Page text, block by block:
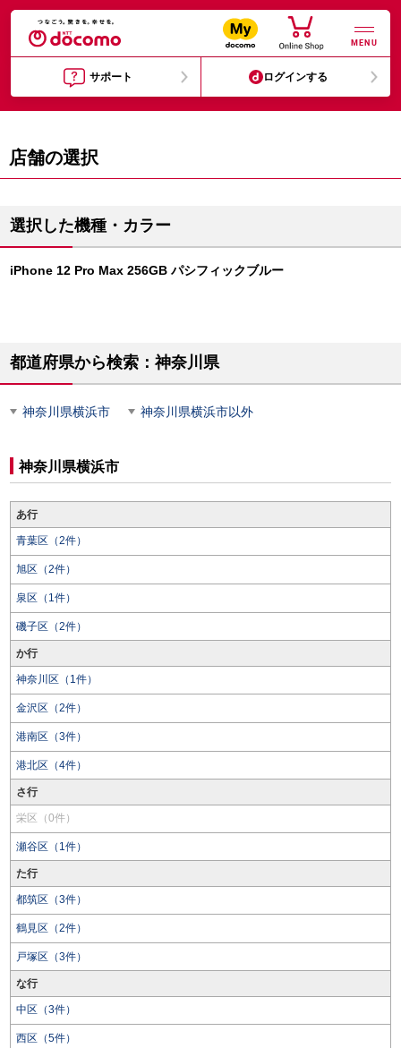
MENU
サポート ログインする
店舗の選択
選択した機種・カラー
iPhone 12 Pro Max 256GB パシフィックブルー
都道府県から検索：神奈川県
神奈川県横浜市 神奈川県横浜市以外
神奈川県横浜市
あ行
青葉区（2件）
旭区（2件）
泉区（1件）
磯子区（2件）
か行
神奈川区（1件）
金沢区（2件）
港南区（3件）
港北区（4件）
さ行
栄区（0件）
瀬谷区（1件）
た行
都筑区（3件）
鶴見区（2件）
戸塚区（3件）
な行
中区（3件）
西区（5件）